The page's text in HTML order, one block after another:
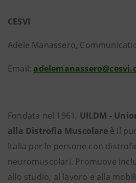
CESVI
Adele Manassero,
Email:
Fondata nel 1961, UILDM -
alla Distrofia Muscolare è il
Italia per le persone con
neuromuscolari. Promuove
allo studio, al lavoro e alla